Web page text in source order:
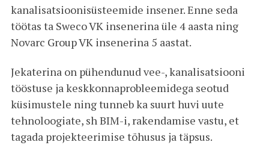
kanalisatsioonisüsteemide insener. Enne seda
töötas ta Sweco VK insenerina üle 4 aasta ning
Novarc Group VK insenerina 5 aastat.
Jekaterina on pühendunud vee-, kanalisatsiooni
tööstuse ja keskkonnaprobleemidega seotud
küsimustele ning tunneb ka suurt huvi uute
tehnoloogiate, sh BIM-i, rakendamise vastu, et
tagada projekteerimise tõhusus ja täpsus.